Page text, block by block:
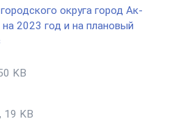
округа город Ак-
2023 год и на плановый
KB
19 KB